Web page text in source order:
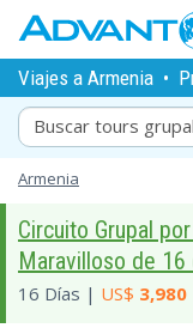
Viajes a Armenia •
Buscar tours
Armenia
Circuito Grupal
Maravilloso de 16
16 Días | US$ 3,980